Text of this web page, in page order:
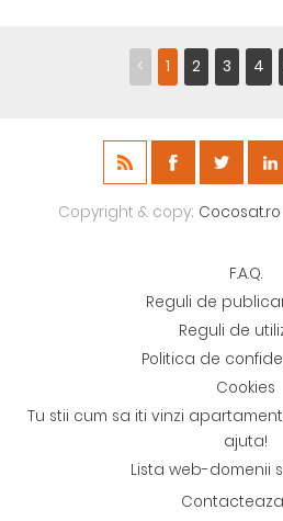
< 1 2 3 4
Copyright & copy;
F.A.Q.
Reguli de
Reguli de
Politica de
Cookies
Tu stii cum sa iti vinzi
ajuta!
Lista web-domenii